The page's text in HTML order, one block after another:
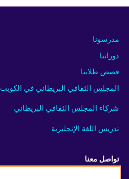
مدرسونا
دوراتنا
قصص طلابنا
المجلس الثقافي البريطاني في الكويت
شركاء المجلس الثقافي البريطاني
تدريس اللغة الإنجليزية
تواصل معنا